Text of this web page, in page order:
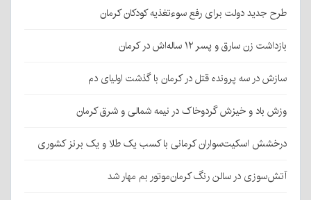
طرح جدید دولت برای رفع سوءتغذیه کودکان کرمان
بازداشت زن سارق و پسر ۱۲ ساله‌اش در کرمان
سازش در سه پرونده قتل در کرمان با گذشت اولیای دم
وزش باد و خیزش گردوخاک در نیمه شمالی و شرق کرمان
درخشش اسکیت‌سواران کرمانی با کسب یک طلا و یک برنز کشوری
آتش‌سوزی در سالن رنگ کرمان‌موتور بم مهار شد